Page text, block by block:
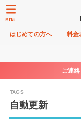
はじめての方へ 料金
MENU
ご連
自動更新